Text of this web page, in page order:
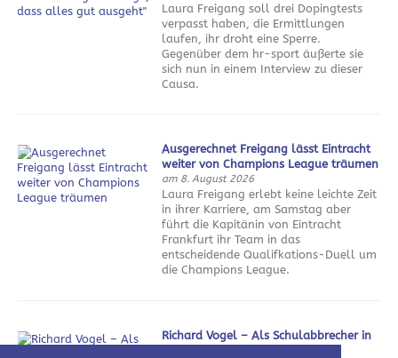
Laura Freigang soll drei Dopingtests
verpasst haben, die Ermittlungen
laufen, ihr droht eine Sperre.
Gegenüber dem hr-sport äußerte sie
sich nun in einem Interview zu dieser
Causa.
Ausgerechnet Freigang lässt Eintracht
weiter von Champions League träumen
am 8. August 2026
Laura Freigang erlebt keine leichte Zeit
in ihrer Karriere, am Samstag aber
führt die Kapitänin von Eintracht
Frankfurt ihr Team in das
entscheidende Qualifkations-Duell um
die Champions League.
Richard Vogel – Als Schulabbrecher in